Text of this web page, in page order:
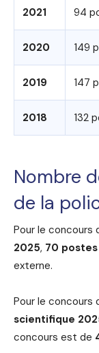
2021 94
2020 149
2019 147
2018 132
Nombre
de la
Pour le concours
2025, 70 postes
externe.
Pour le concours
scientifique
concours est de